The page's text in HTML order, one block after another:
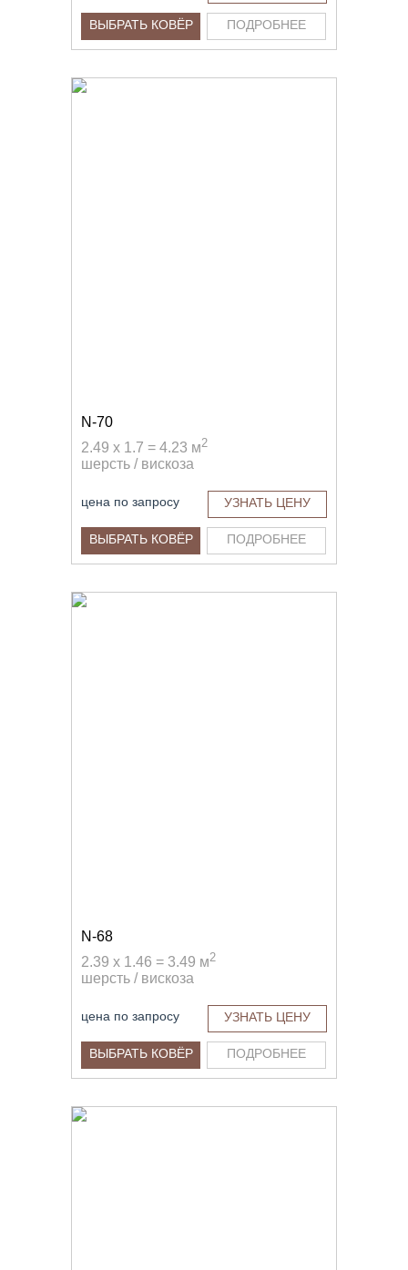
ВЫБРАТЬ КОВЁР ПОДРОБНЕЕ
N-70
2.49 x 1.7 = 4.23 м2
шерсть / вискоза
цена по запросу УЗНАТЬ ЦЕНУ
ВЫБРАТЬ КОВЁР ПОДРОБНЕЕ
N-68
2.39 x 1.46 = 3.49 м2
шерсть / вискоза
цена по запросу УЗНАТЬ ЦЕНУ
ВЫБРАТЬ КОВЁР ПОДРОБНЕЕ